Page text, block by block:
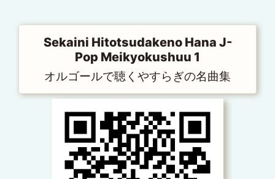
Sekaini Hitotsudakeno Hana J-
Pop Meikyokushuu 1
オルゴールで聴くやすらぎの名曲集